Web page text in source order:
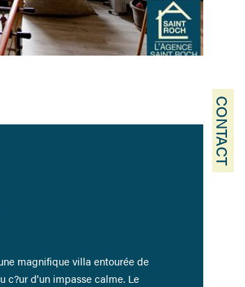
CONTACT
magnifique villa entourée de
c?ur d'un impasse calme. Le